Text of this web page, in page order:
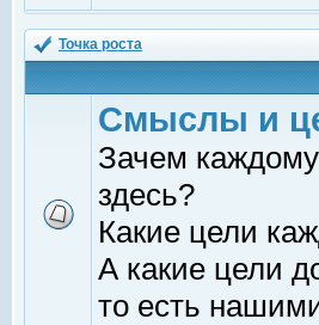
Точка роста
Смыслы и
Зачем
здесь?
Какие цели
А какие цели
то есть